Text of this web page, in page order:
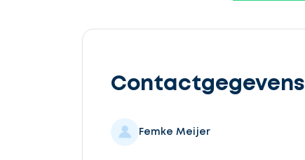
Contactgegevens
Femke Meijer